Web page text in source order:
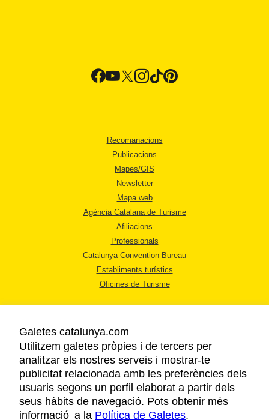
Recomanacions
Publicacions
Mapes/GIS
Newsletter
Mapa web
Agència Catalana de Turisme
Afiliacions
Professionals
Catalunya Convention Bureau
Establiments turístics
Oficines de Turisme
AVÍS LEGAL
POLÍTICA DE PRIVACITAT
COOKIES
ACCESSIBILITAT
Galetes catalunya.com
Utilitzem galetes pròpies i de tercers per
analitzar els nostres serveis i mostrar-te
publicitat relacionada amb les preferències dels
usuaris segons un perfil elaborat a partir dels
seus hàbits de navegació. Pots obtenir més
informació a la Política de Galetes.